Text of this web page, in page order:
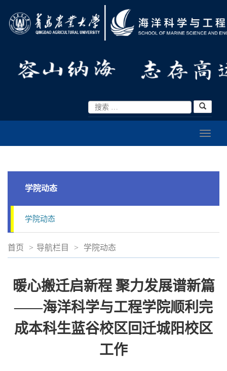
学院动态
学院动态
首页 > 导航栏目 > 学院动态
暖心搬迁启新程 聚力发展谱新篇
——海洋科学与工程学院顺利完
成本科生蓝谷校区回迁城阳校区
工作